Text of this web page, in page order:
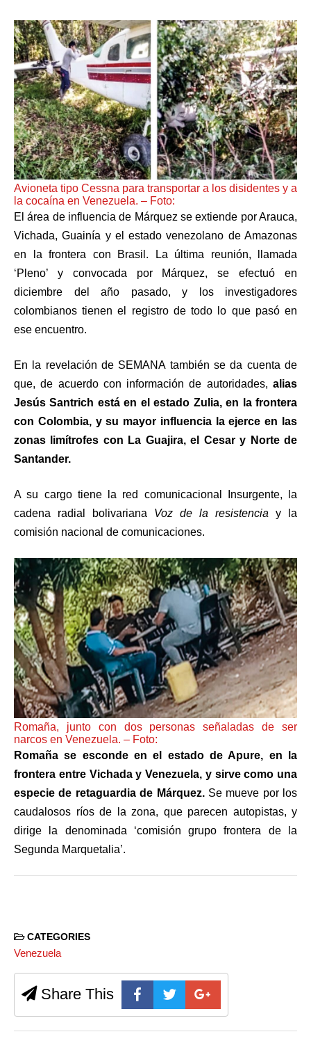
Avioneta tipo Cessna para transportar a los disidentes y a
la cocaína en Venezuela. – Foto:
El área de influencia de Márquez se extiende por Arauca,
Vichada, Guainía y el estado venezolano de Amazonas
en la frontera con Brasil. La última reunión, llamada
‘Pleno’ y convocada por Márquez, se efectuó en
diciembre del año pasado, y los investigadores
colombianos tienen el registro de todo lo que pasó en
ese encuentro.
En la revelación de SEMANA también se da cuenta de
que, de acuerdo con información de autoridades, alias
Jesús Santrich está en el estado Zulia, en la frontera
con Colombia, y su mayor influencia la ejerce en las
zonas limítrofes con La Guajira, el Cesar y Norte de
Santander.
A su cargo tiene la red comunicacional Insurgente, la
cadena radial bolivariana Voz de la resistencia y la
comisión nacional de comunicaciones.
Romaña, junto con dos personas señaladas de ser
narcos en Venezuela. – Foto:
Romaña se esconde en el estado de Apure, en la
frontera entre Vichada y Venezuela, y sirve como una
especie de retaguardia de Márquez.Se mueve por los
caudalosos ríos de la zona, que parecen autopistas, y
dirige la denominada ‘comisión grupo frontera de la
Segunda Marquetalia’.
CATEGORIES
Venezuela
Share This